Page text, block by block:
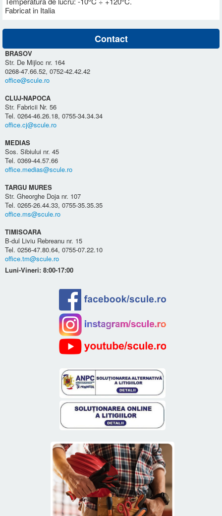
Fabricat in Italia
Contact
BRASOV
Str. De Mijloc nr. 164
0268-47.66.52, 0752-42.42.42
office@scule.ro
CLUJ-NAPOCA
Str. Fabricii Nr. 56
Tel. 0264-46.26.18, 0755-34.34.34
office.cj@scule.ro
MEDIAS
Sos. Sibiului nr. 45
Tel. 0369-44.57.66
office.medias@scule.ro
TARGU MURES
Str. Gheorghe Doja nr. 107
Tel. 0265-26.44.33, 0755-35.35.35
office.ms@scule.ro
TIMISOARA
B-dul Liviu Rebreanu nr. 15
Tel. 0256-47.80.64, 0755-07.22.10
office.tm@scule.ro
Luni-Vineri: 8:00-17:00